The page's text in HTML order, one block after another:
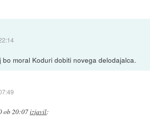
moral Koduri dobiti novega delodajalca.
ob 20:07izjavil: